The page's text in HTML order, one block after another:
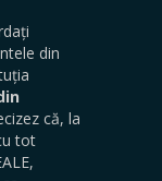
din
că, la
tot